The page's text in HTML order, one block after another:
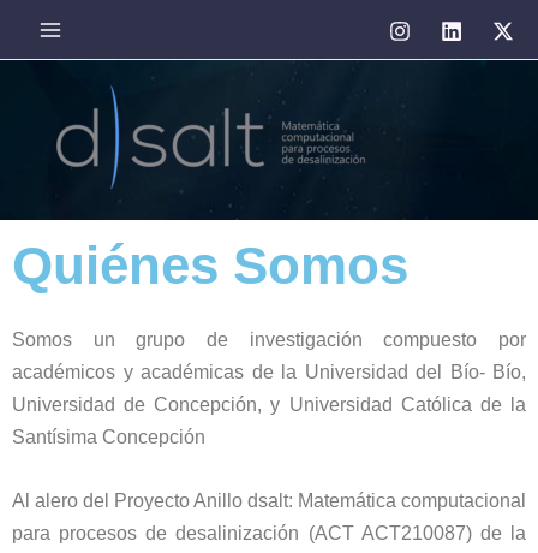
Main
Menu
Quiénes Somos
Somos un grupo de investigación compuesto por
académicos y académicas de la Universidad del Bío- Bío,
Universidad de Concepción, y Universidad Católica de la
Santísima Concepción
Al alero del Proyecto Anillo dsalt: Matemática computacional
para procesos de desalinización (ACT ACT210087) de la